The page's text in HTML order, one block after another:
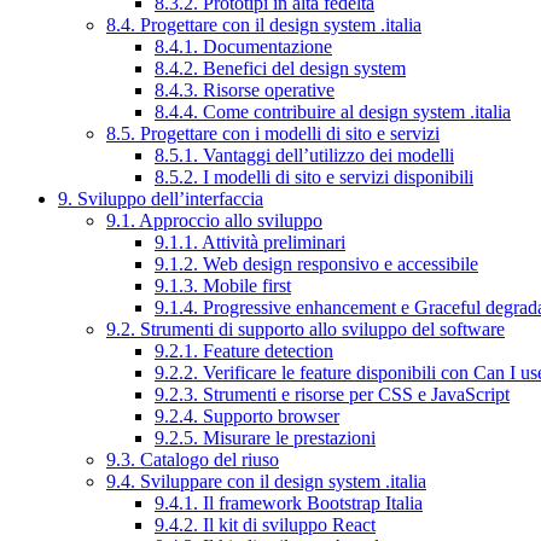
8.4. Progettare con il design system .italia
8.4.1. Documentazione
8.4.2. Benefici del design system
8.4.3. Risorse operative
8.4.4. Come contribuire al design system .italia
8.5. Progettare con i modelli di sito e servizi
8.5.1. Vantaggi dell’utilizzo dei modelli
8.5.2. I modelli di sito e servizi disponibili
9. Sviluppo dell’interfaccia
9.1. Approccio allo sviluppo
9.1.1. Attività preliminari
9.1.2. Web design responsivo e accessibile
9.1.3. Mobile first
9.1.4. Progressive enhancement e Graceful
9.2. Strumenti di supporto allo sviluppo del software
9.2.1. Feature detection
9.2.2. Verificare le feature disponibili con Can I
9.2.3. Strumenti e risorse per CSS e JavaScript
9.2.4. Supporto browser
9.2.5. Misurare le prestazioni
9.3. Catalogo del riuso
9.4. Sviluppare con il design system .italia
9.4.1. Il framework Bootstrap Italia
9.4.2. Il kit di sviluppo React